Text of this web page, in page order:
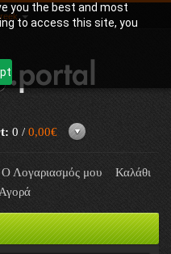
you the best and most
to access this site, you
0 / 0,00€
Ο Λογαριασμός μου
Καλάθι
Αγορά